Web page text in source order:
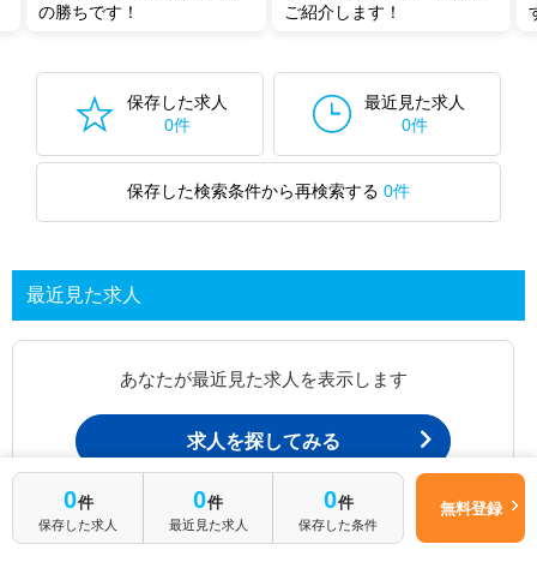
の勝ちです！
ご紹介します！
保存した求人
0件
最近見た求人
0件
保存した検索条件から再検索する 0件
最近見た求人
あなたが最近見た求人を表示します
求人を探してみる
最近見た求人一覧ページから、
お問い合わせが可能です。
0件
保存した求人
0件
最近見た求人
0件
保存した条件
無料登録